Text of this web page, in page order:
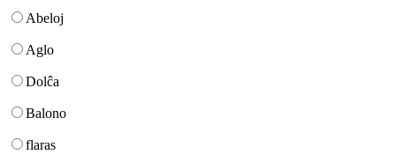
Abeloj
Aglo
Dolĉa
Balono
flaras